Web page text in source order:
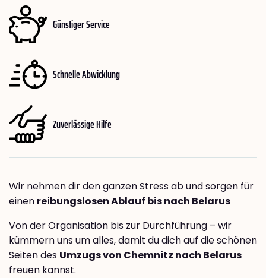
Günstiger Service
Schnelle Abwicklung
Zuverlässige Hilfe
Wir nehmen dir den ganzen Stress ab und sorgen für
einen reibungslosen Ablauf bis nach Belarus
Von der Organisation bis zur Durchführung – wir
kümmern uns um alles, damit du dich auf die schönen
Seiten des Umzugs von Chemnitz nach Belarus
freuen kannst.